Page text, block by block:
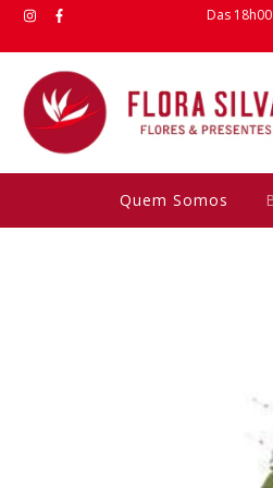
Das
Quem Somos